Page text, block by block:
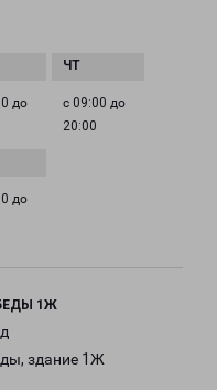
до
с 09:00 до
20:00
до
1Ж
здание 1Ж